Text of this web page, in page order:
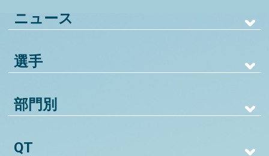
ニュース
選手
部門別
QT